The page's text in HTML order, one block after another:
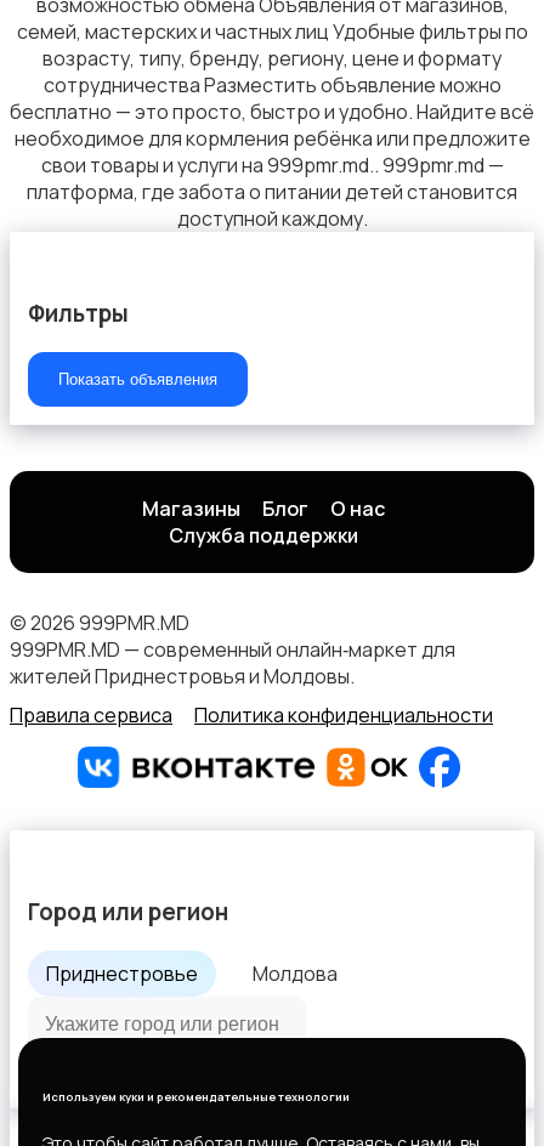
семей, мастерских и частных лиц Удобные фильтры по
возрасту, типу, бренду, региону, цене и формату
сотрудничества Разместить объявление можно
бесплатно — это просто, быстро и удобно. Найдите всё
необходимое для кормления ребёнка или предложите
свои товары и услуги на 999pmr.md.. 999pmr.md —
платформа, где забота о питании детей становится
доступной каждому.
Фильтры
Показать объявления
Магазины Блог
О нас
Служба поддержки
© 2026 999PMR.MD
999PMR.MD — современный онлайн‑маркет для
жителей Приднестровья и Молдовы.
Правила сервиса
Политика конфиденциальности
Используем куки и рекомендательные технологии
Город или регион
Приднестровье Молдова